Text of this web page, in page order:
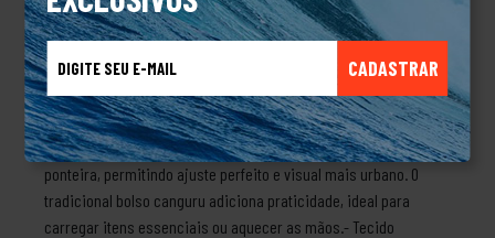
CADASTRAR
320 gramas, ele oferece excelente aquecimento, toque macio e
alta durabilidade, sendo perfeito para dias frios ou para compor
looks casuais com personalidade.Composto por Algodão e
Poliéster, o moletom proporciona equilíbrio entre maciez e
resistência, garantindo um caimento confortável e moderno. O
modelo possui capuz com ilhós e cordão regulador com
ponteira, permitindo ajuste perfeito e visual mais urbano. O
tradicional bolso canguru adiciona praticidade, ideal para
carregar itens essenciais ou aquecer as mãos.- Tecido